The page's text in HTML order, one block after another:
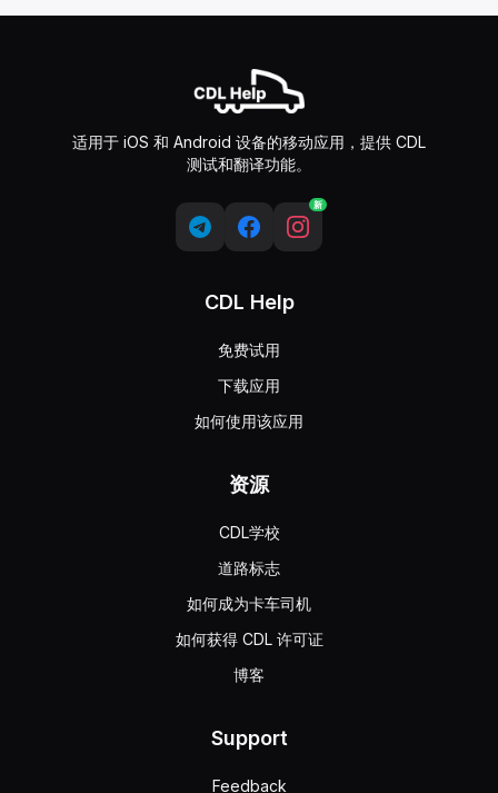
适用于 iOS 和 Android 设备的移动应用，提供 CDL
测试和翻译功能。
新
CDL Help
免费试用
下载应用
如何使用该应用
资源
CDL学校
道路标志
如何成为卡车司机
如何获得 CDL 许可证
博客
Support
Feedback